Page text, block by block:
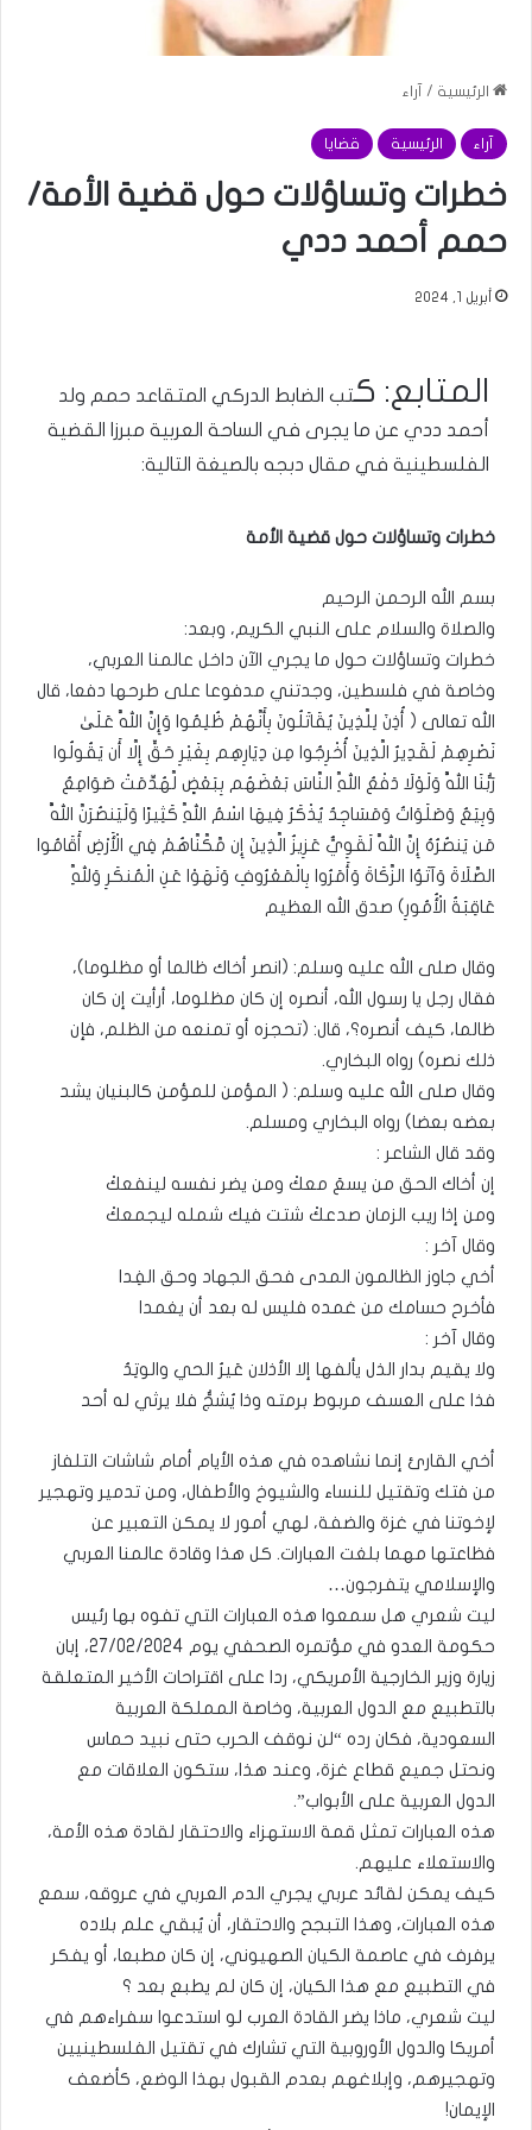
الرئيسية / آراء
آراء الرئيسية قضايا
خطرات وتساؤلات حول قضية الأمة/
حمم أحمد ددي
أبريل 1, 2024
المتابع: كتب الضابط الدركي المتقاعد حمم ولد
أحمد ددي عن ما يجرى في الساحة العربية مبرزا القضية
الفلسطينية في مقال دبجه بالصيغة التالية:
خطرات وتساؤلات حول قضية الأمة
بسم الله الرحمن الرحيم
والصلاة والسلام على النبي الكريم، وبعد:
خطرات وتساؤلات حول ما يجري الآن داخل عالمنا العربي،
وخاصة في فلسطين، وجدتني مدفوعا على طرحها دفعا، قال
الله تعالى ( أُذِنَ لِلَّذِينَ يُقَاتَلُونَ بِأَنَّهُمْ ظُلِمُوا وَإِنَّ اللَّهَ عَلَىٰ
نَصْرِهِمْ لَقَدِيرٌ الَّذِينَ أُخْرِجُوا مِن دِيَارِهِم بِغَيْرِ حَقٍّ إِلَّا أَن يَقُولُوا
رَبُّنَا اللَّهُ وَلَوْلَا دَفْعُ اللَّهِ النَّاسَ بَعْضَهُم بِبَعْضٍ لَّهُدِّمَتْ صَوَامِعُ
وَبِيَعٌ وَصَلَوَاتٌ وَمَسَاجِدُ يُذْكَرُ فِيهَا اسْمُ اللَّهِ كَثِيرًا وَلَيَنصُرَنَّ اللَّهُ
مَن يَنصُرُهُ إِنَّ اللَّهَ لَقَوِيٌّ عَزِيزٌ الَّذِينَ إِن مَّكَّنَّاهُمْ فِي الْأَرْضِ أَقَامُوا
الصَّلَاةَ وَآتَوُا الزَّكَاةَ وَأَمَرُوا بِالْمَعْرُوفِ وَنَهَوْا عَنِ الْمُنكَرِ وَلِلَّهِ
عَاقِبَةُ الْأُمُورِ) صدق الله العظيم
وقال صلى الله عليه وسلم: (انصر أخاك ظالما أو مظلوما)،
فقال رجل يا رسول الله، أنصره إن كان مظلوما، أرأيت إن كان
ظالما، كيف أنصره؟، قال: (تحجزه أو تمنعه من الظلم، فإن
ذلك نصره) رواه البخاري.
وقال صلى الله عليه وسلم: ( المؤمن للمؤمن كالبنيان يشد
بعضه بعضا) رواه البخاري ومسلم.
وقد قال الشاعر :
إن أخاك الحق من يسعَ معكْ ومن يضر نفسه لينفعكْ
ومن إذا ريب الزمان صدعكْ شتت فيك شمله ليجمعكْ
وقال آخر :
أخي جاوز الظالمون المدى فحق الجهاد وحق الفِدا
فأخرح حسامك من غمده فليس له بعد أن يغمدا
وقال آخر :
ولا يقيم بدار الذل يألفها إلا الأذلان عَيرُ الحي والوتِدُ
فذا على العسف مربوط برمته وذا يُشجُّ فلا يرثي له أحد
أخي القارئ إنما نشاهده في هذه الأيام أمام شاشات التلفاز
من فتك وتقتيل للنساء والشيوخ والأطفال، ومن تدمير وتهجير
لإخوتنا في غزة والضفة، لهي أمور لا يمكن التعبير عن
فظاعتها مهما بلغت العبارات. كل هذا وقادة عالمنا العربي
والإسلامي يتفرجون…
ليت شعري هل سمعوا هذه العبارات التي تفوه بها رئيس
حكومة العدو في مؤتمره الصحفي يوم 27/02/2024، إبان
زيارة وزير الخارجية الأمريكي، ردا على اقتراحات الأخير المتعلقة
بالتطبيع مع الدول العربية، وخاصة المملكة العربية
السعودية، فكان رده “لن نوقف الحرب حتى نبيد حماس
ونحتل جميع قطاع غزة، وعند هذا، ستكون العلاقات مع
الدول العربية على الأبواب”.
هذه العبارات تمثل قمة الاستهزاء والاحتقار لقادة هذه الأمة،
والاستعلاء عليهم.
كيف يمكن لقائد عربي يجري الدم العربي في عروقه، سمع
هذه العبارات، وهذا التبجح والاحتقار، أن يُبقي علم بلاده
يرفرف في عاصمة الكيان الصهيوني، إن كان مطبعا، أو يفكر
في التطبيع مع هذا الكيان، إن كان لم يطبع بعد ؟
ليت شعري، ماذا يضر القادة العرب لو استدعوا سفراءهم في
أمريكا والدول الأوروبية التي تشارك في تقتيل الفلسطينيين
وتهجيرهم، وإبلاغهم بعدم القبول بهذا الوضع، كأضعف
الإيمان!